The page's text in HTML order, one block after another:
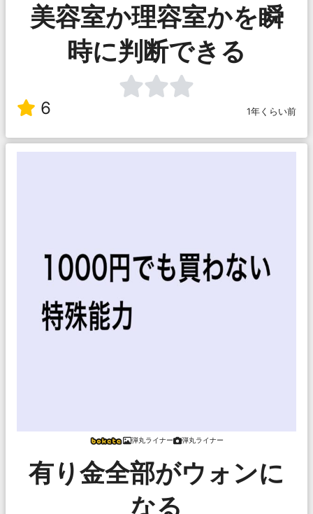
美容室か理容室かを瞬
時に判断できる
6 1年くらい前
弾丸ライナー 弾丸ライナー
有り金全部がウォンに
なる